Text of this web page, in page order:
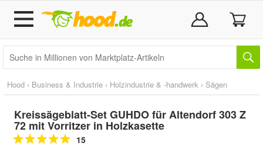
Hood › Business & Industrie › Holzindustrie & -handwerk › Sägen
Kreissägeblatt-Set GUHDO für Altendorf 303 Z
72 mit Vorritzer in Holzkasette
15